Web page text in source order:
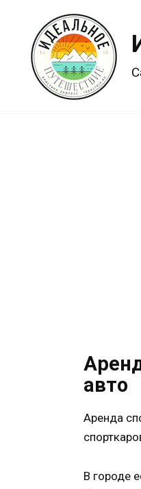
содержанию
авто
Аренда
В городе